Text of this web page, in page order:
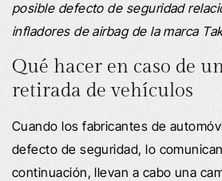
posible defecto de seguridad
infladores de airbag de la marca
Qué hacer en caso de
retirada de vehículos
Cuando los fabricantes de
defecto de seguridad, lo
continuación, llevan a cabo una